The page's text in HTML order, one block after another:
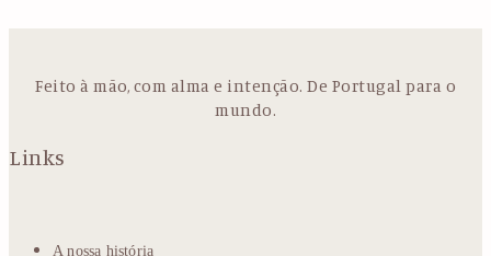
Feito à mão, com alma e intenção. De Portugal para o
mundo.
Links
A nossa história